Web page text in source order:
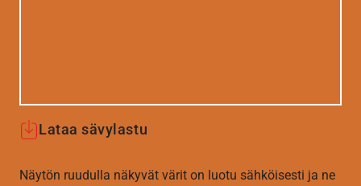
Lataa sävylastu
Näytön ruudulla näkyvät värit on luotu sähköisesti ja ne